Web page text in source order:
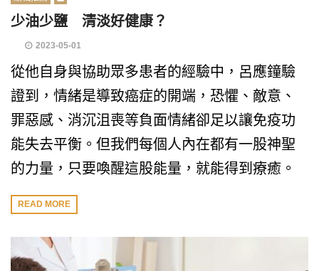
少油少鹽 清淡好健康？
2023-05-01
從他自身與協助眾多患者的經驗中，呂應鐘驗
證到，情緒是導致癌症的開端，恐懼、敵意、
罪惡感、消沉沮喪等負面情緒卻足以讓免疫功
能失去平衡。但我們每個人內在都有一股神聖
的力量，只要喚醒這股能量，就能得到療癒。
READ MORE